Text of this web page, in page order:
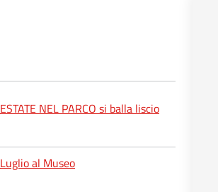
ESTATE NEL PARCO si balla liscio
Luglio al Museo